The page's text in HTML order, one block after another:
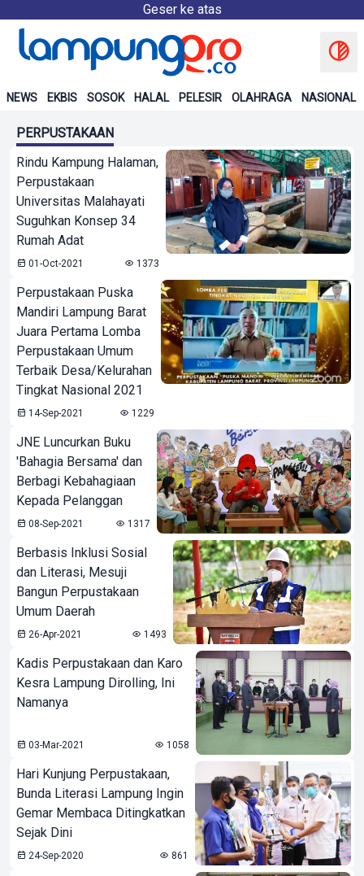
Geser ke atas
NEWS EKBIS SOSOK HALAL PELESIR OLAHRAGA NASIONAL
PERPUSTAKAAN
Rindu Kampung Halaman,
Perpustakaan
Universitas Malahayati
Suguhkan Konsep 34
Rumah Adat
01-Oct-2021 1373
Perpustakaan Puska
Mandiri Lampung Barat
Juara Pertama Lomba
Perpustakaan Umum
Terbaik Desa/Kelurahan
Tingkat Nasional 2021
14-Sep-2021 1229
JNE Luncurkan Buku
'Bahagia Bersama' dan
Berbagi Kebahagiaan
Kepada Pelanggan
08-Sep-2021 1317
Berbasis Inklusi Sosial
dan Literasi, Mesuji
Bangun Perpustakaan
Umum Daerah
26-Apr-2021 1493
Kadis Perpustakaan dan Karo
Kesra Lampung Dirolling, Ini
Namanya
03-Mar-2021 1058
Hari Kunjung Perpustakaan,
Bunda Literasi Lampung Ingin
Gemar Membaca Ditingkatkan
Sejak Dini
24-Sep-2020 861